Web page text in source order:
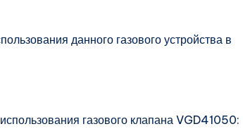
данного газового устройства в
газового клапана VGD41050: